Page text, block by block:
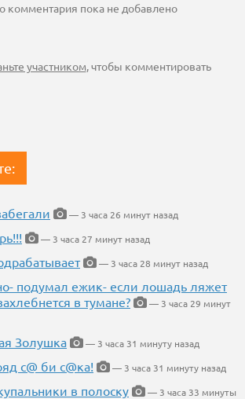
комментария пока не добавлено
участником, чтобы комментировать
— 3 часа 26 минут назад
— 3 часа 27 минут назад
— 3 часа 28 минут назад
подумал ежик- если лошадь ляжет
в тумане?
— 3 часа 29 минут
Золушка
— 3 часа 31 минуту назад
с@ би с@ка!
— 3 часа 31 минуту назад
в полоску
— 3 часа 33 минуты